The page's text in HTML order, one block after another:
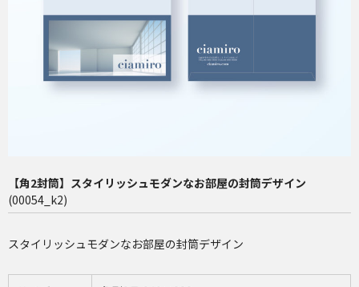
角3（216×277mm）
長4（90×205mm）
洋2（162×114mm）
料金表
お問い合わせ
【角2封筒】スタイリッシュモダンなお部屋の封筒デザイン
(00054_k2)
スタイリッシュモダンなお部屋の封筒デザイン